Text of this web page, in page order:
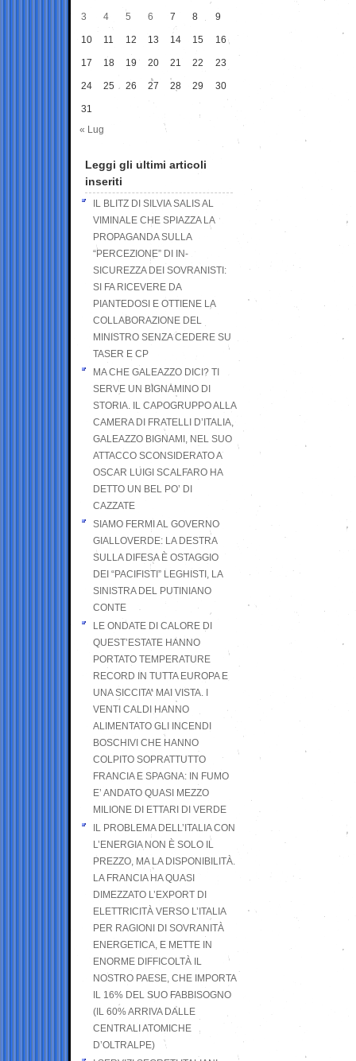
3 4 5 6 7 8 9
10 11 12 13 14 15 16
17 18 19 20 21 22 23
24 25 26 27 28 29 30
31
« Lug
Leggi gli ultimi articoli
inseriti
IL BLITZ DI SILVIA SALIS AL
VIMINALE CHE SPIAZZA LA
PROPAGANDA SULLA
“PERCEZIONE” DI IN-
SICUREZZA DEI SOVRANISTI:
SI FA RICEVERE DA
PIANTEDOSI E OTTIENE LA
COLLABORAZIONE DEL
MINISTRO SENZA CEDERE SU
TASER E CP
MA CHE GALEAZZO DICI? TI
SERVE UN BIGNAMINO DI
STORIA. IL CAPOGRUPPO ALLA
CAMERA DI FRATELLI D’ITALIA,
GALEAZZO BIGNAMI, NEL SUO
ATTACCO SCONSIDERATO A
OSCAR LUIGI SCALFARO HA
DETTO UN BEL PO’ DI
CAZZATE
SIAMO FERMI AL GOVERNO
GIALLOVERDE: LA DESTRA
SULLA DIFESA È OSTAGGIO
DEI “PACIFISTI” LEGHISTI, LA
SINISTRA DEL PUTINIANO
CONTE
LE ONDATE DI CALORE DI
QUEST’ESTATE HANNO
PORTATO TEMPERATURE
RECORD IN TUTTA EUROPA E
UNA SICCITA’ MAI VISTA. I
VENTI CALDI HANNO
ALIMENTATO GLI INCENDI
BOSCHIVI CHE HANNO
COLPITO SOPRATTUTTO
FRANCIA E SPAGNA: IN FUMO
E’ ANDATO QUASI MEZZO
MILIONE DI ETTARI DI VERDE
IL PROBLEMA DELL’ITALIA CON
L’ENERGIA NON È SOLO IL
PREZZO, MA LA DISPONIBILITÀ.
LA FRANCIA HA QUASI
DIMEZZATO L’EXPORT DI
ELETTRICITÀ VERSO L’ITALIA
PER RAGIONI DI SOVRANITÀ
ENERGETICA, E METTE IN
ENORME DIFFICOLTÀ IL
NOSTRO PAESE, CHE IMPORTA
IL 16% DEL SUO FABBISOGNO
(IL 60% ARRIVA DALLE
CENTRALI ATOMICHE
D’OLTRALPE)